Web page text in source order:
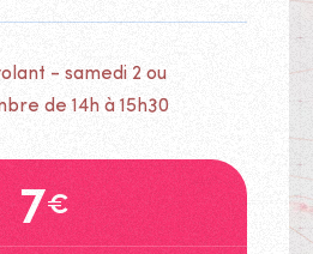
- samedi 2 ou
de 14h à 15h30
7€